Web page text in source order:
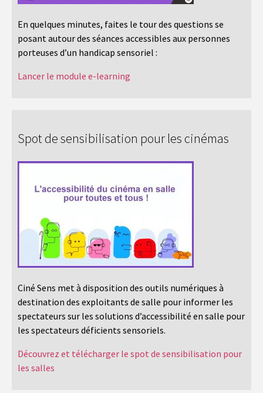
En quelques minutes, faites le tour des questions se
posant autour des séances accessibles aux personnes
porteuses d’un handicap sensoriel :
Lancer le module e-learning
Spot de sensibilisation pour les cinémas
Ciné Sens met à disposition des outils numériques à
destination des exploitants de salle pour informer les
spectateurs sur les solutions d’accessibilité en salle pour
les spectateurs déficients sensoriels.
Découvrez et télécharger le spot de sensibilisation pour
les salles